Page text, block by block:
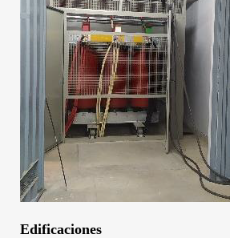
Edificaciones